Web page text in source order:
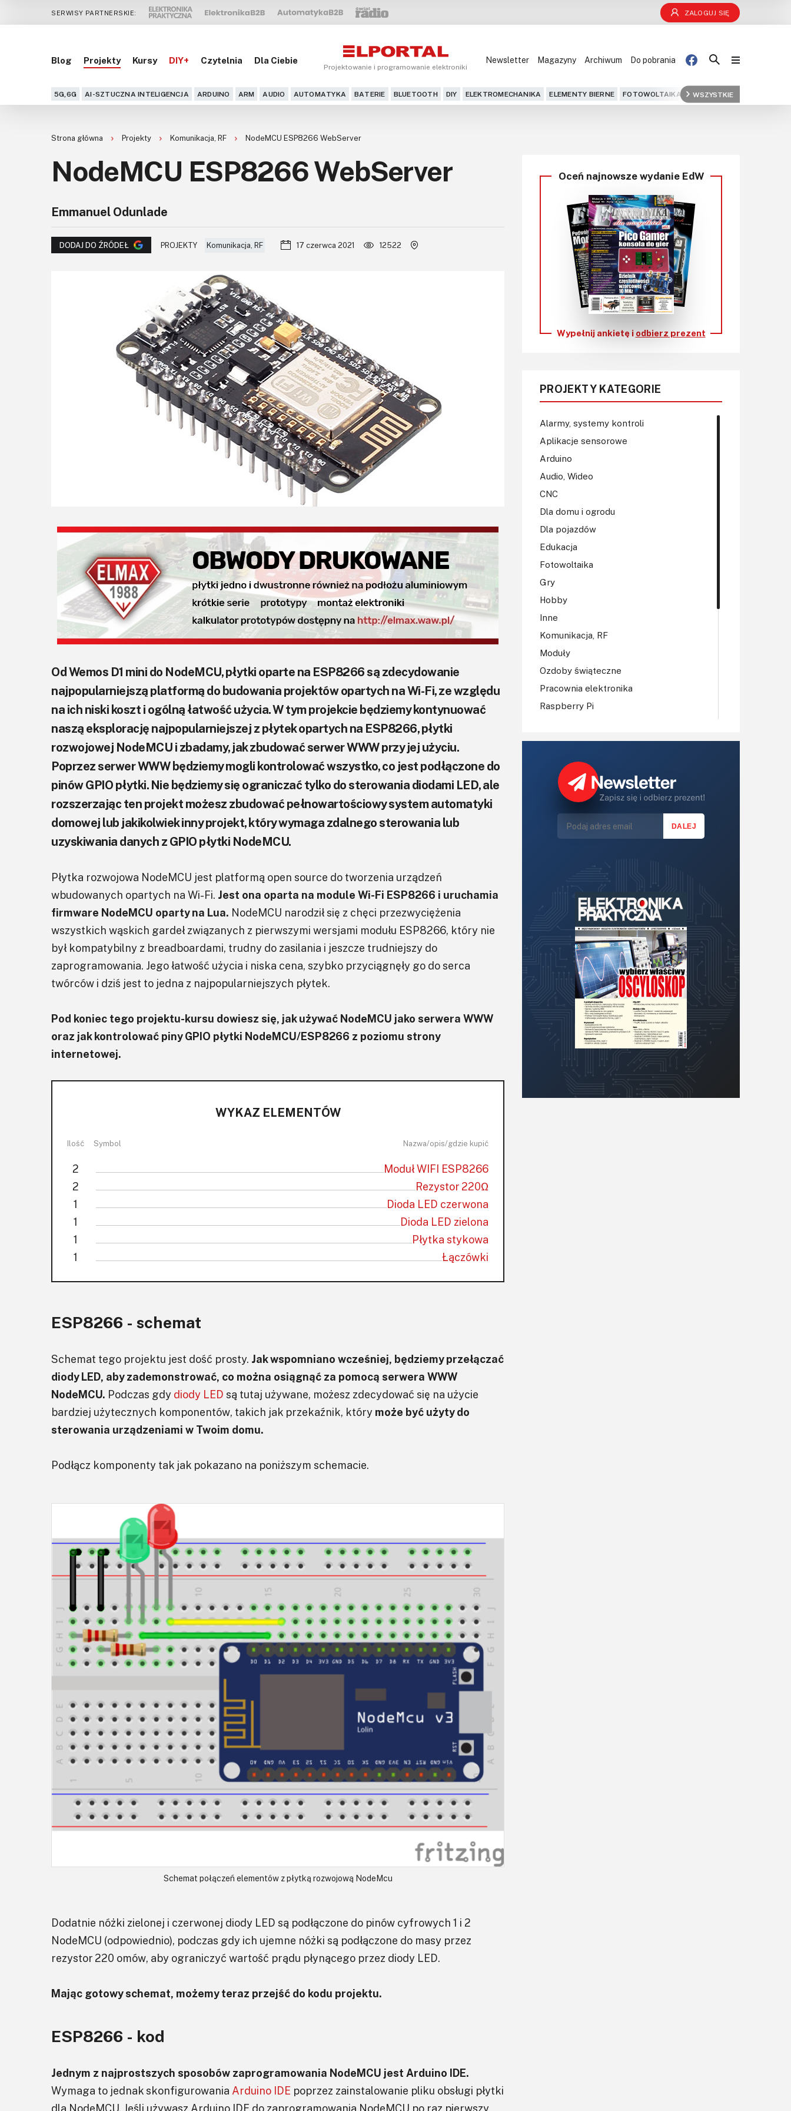
SERWISY PARTNERSKIE: ZALOGUJ SIĘ
Blog Projekty Kursy DIY+ Czytelnia Dla Ciebie
Projektowanie i programowanie elektroniki
Newsletter Magazyny Archiwum Do pobrania
5G,6G AI-SZTUCZNA INTELIGENCJA ARDUINO ARM AUDIO AUTOMATYKA BATERIE BLUETOOTH DIY ELEKTROMECHANIKA ELEMENTY BIERNE FOTOWOLTAIKA FPGA GPS
WSZYSTKIE
Blog
DIY+
Czytelnia
Dla Ciebie
KITy AVT
Kontakt
Do pobrania
Strona główna Projekty Komunikacja, RF NodeMCU ESP8266 WebServer
NodeMCU ESP8266 WebServer
Emmanuel Odunlade
DODAJ DO ŹRÓDEŁ PROJEKTY Komunikacja, RF 17 czerwca 2021 12522
Od Wemos D1 mini do NodeMCU, płytki oparte na ESP8266 są zdecydowanie
najpopularniejszą platformą do budowania projektów opartych na Wi-Fi, ze względu
na ich niski koszt i ogólną łatwość użycia. W tym projekcie będziemy kontynuować
naszą eksplorację najpopularniejszej z płytek opartych na ESP8266, płytki
rozwojowej NodeMCU i zbadamy, jak zbudować serwer WWW przy jej użyciu.
Poprzez serwer WWW będziemy mogli kontrolować wszystko, co jest podłączone do
pinów GPIO płytki. Nie będziemy się ograniczać tylko do sterowania diodami LED, ale
rozszerzając ten projekt możesz zbudować pełnowartościowy system automatyki
domowej lub jakikolwiek inny projekt, który wymaga zdalnego sterowania lub
uzyskiwania danych z GPIO płytki NodeMCU.
Płytka rozwojowa NodeMCU jest platformą open source do tworzenia urządzeń
wbudowanych opartych na Wi-Fi. Jest ona oparta na module Wi-Fi ESP8266 i uruchamia
firmware NodeMCU oparty na Lua. NodeMCU narodził się z chęci przezwyciężenia
wszystkich wąskich gardeł związanych z pierwszymi wersjami modułu ESP8266, który nie
był kompatybilny z breadboardami, trudny do zasilania i jeszcze trudniejszy do
zaprogramowania. Jego łatwość użycia i niska cena, szybko przyciągnęły go do serca
twórców i dziś jest to jedna z najpopularniejszych płytek.
Pod koniec tego projektu-kursu dowiesz się, jak używać NodeMCU jako serwera WWW
oraz jak kontrolować piny GPIO płytki NodeMCU/ESP8266 z poziomu strony
internetowej.
WYKAZ ELEMENTÓW
Ilość Symbol Nazwa/opis/gdzie kupić
2
Moduł WIFI ESP8266
2
Rezystor 220Ω
1
Dioda LED czerwona
1
Dioda LED zielona
1
Płytka stykowa
1
Łączówki
ESP8266 - schemat
Schemat tego projektu jest dość prosty. Jak wspomniano wcześniej, będziemy przełączać
diody LED, aby zademonstrować, co można osiągnąć za pomocą serwera WWW
NodeMCU. Podczas gdy diody LED są tutaj używane, możesz zdecydować się na użycie
bardziej użytecznych komponentów, takich jak przekaźnik, który może być użyty do
sterowania urządzeniami w Twoim domu.
Podłącz komponenty tak jak pokazano na poniższym schemacie.
Schemat połączeń elementów z płytką rozwojową NodeMcu
Dodatnie nóżki zielonej i czerwonej diody LED są podłączone do pinów cyfrowych 1 i 2
NodeMCU (odpowiednio), podczas gdy ich ujemne nóżki są podłączone do masy przez
rezystor 220 omów, aby ograniczyć wartość prądu płynącego przez diody LED.
Mając gotowy schemat, możemy teraz przejść do kodu projektu.
ESP8266 - kod
Jednym z najprostszych sposobów zaprogramowania NodeMCU jest Arduino IDE.
Wymaga to jednak skonfigurowania Arduino IDE poprzez zainstalowanie pliku obsługi płytki
dla NodeMCU. Jeśli używasz Arduino IDE do zaprogramowania NodeMCU po raz pierwszy,
Oceń najnowsze wydanie EdW
Wypełnij ankietę i odbierz prezent
PROJEKTY KATEGORIE
Alarmy, systemy kontroli
Aplikacje sensorowe
Arduino
Audio, Wideo
CNC
Dla domu i ogrodu
Dla pojazdów
Edukacja
Fotowoltaika
Gry
Hobby
Inne
Komunikacja, RF
Moduły
Ozdoby świąteczne
Pracownia elektronika
Raspberry Pi
Robotyka
Sterowniki silników
Światło
Technika μP, μC, PLD
Termometry i termostaty